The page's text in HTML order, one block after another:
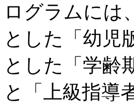
ログラムには
とした「幼児
とした「学齢
と「上級指導